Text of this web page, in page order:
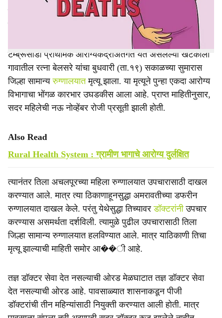
मृत्यू झाल्याची घटना उघडकीस आली. यामुळे आरोग्य विभागात
चाललंय तरी काय, असा प्रश्न विचारला जात आहे.
टेम्ब्रूसोंडा प्राथमिक आरोग्यकेंद्राअंतर्गत येत असलेल्या खटकाली
गावातील रत्ना बेलसरे यांचा बुधवारी (ता.१९) सकाळच्या सुमारास
जिल्हा सामान्यरुग्णालयातमृत्यू झाला. या मृत्यूने पुन्हा एकदा आरोग्य
विभागाचा भोंगळ कारभार उघडकीस आला आहे. प्राप्त माहितीनुसार,
सदर महिलेची नऊ नोव्हेंबर रोजी प्रसूती झाली होती.
Also Read
Rural Health System : ग्रामीण भागाचे आरोग्य दुर्लक्षित
त्यानंतर तिला अचलपूरच्या महिला रुग्णालयात उपचारासाठी दाखल
करण्यात आले. मात्र त्या ठिकाणाहूनसुद्धा अमरावतीच्या डफरीन
रुग्णालयात दाखल केले. परंतु येथेसुद्धा तिच्यावरडॉक्टरांनीउपचार
करण्यास असमर्थता दर्शविली. त्यामुळे पुढील उपचारासाठी तिला
जिल्हा सामान्य रुग्णालयात हलविण्यात आले. मात्र याठिकाणी तिचा
मृत्यू झाल्याची माहिती समोर आ��ी आहे.
तज्ञ डॉक्टर सेवा देत नसल्याची ओरड मेळघाटात तज्ञ डॉक्टर सेवा
देत नसल्याची ओरड आहे. पावसाळ्यात शासनाकडून पीजी
डॉक्टरांची तीन महिन्यांसाठी नियुक्ती करण्यात आली होती. मात्र